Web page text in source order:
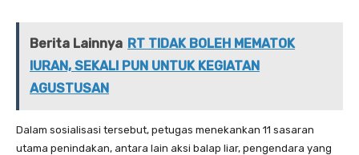
Berita Lainnya RT TIDAK BOLEH MEMATOK
IURAN, SEKALI PUN UNTUK KEGIATAN
AGUSTUSAN
Dalam sosialisasi tersebut, petugas menekankan 11 sasaran
utama penindakan, antara lain aksi balap liar, pengendara yang